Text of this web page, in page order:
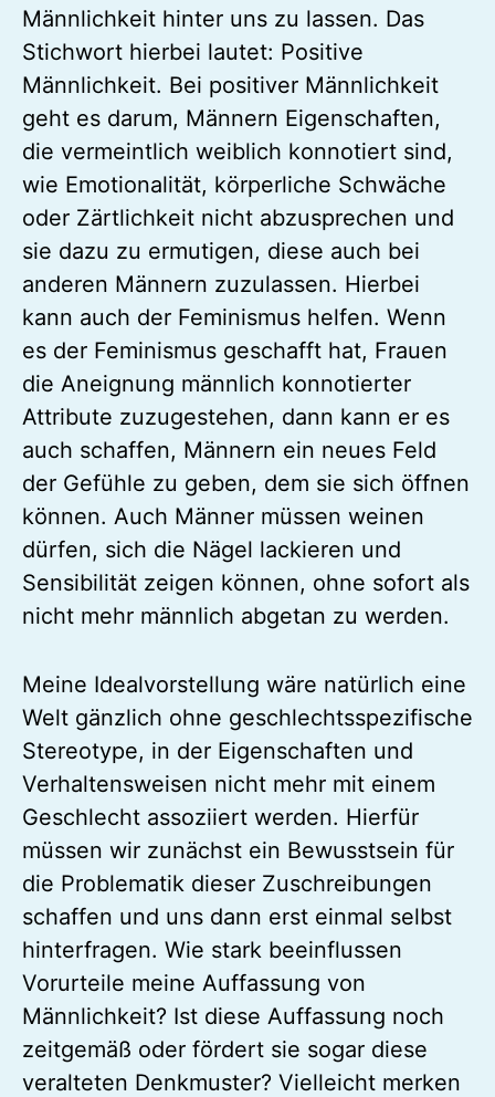
Männlichkeit hinter uns zu lassen. Das
Stichwort hierbei lautet: Positive
Männlichkeit. Bei positiver Männlichkeit
geht es darum, Männern Eigenschaften,
die vermeintlich weiblich konnotiert sind,
wie Emotionalität, körperliche Schwäche
oder Zärtlichkeit nicht abzusprechen und
sie dazu zu ermutigen, diese auch bei
anderen Männern zuzulassen. Hierbei
kann auch der Feminismus helfen. Wenn
es der Feminismus geschafft hat, Frauen
die Aneignung männlich konnotierter
Attribute zuzugestehen, dann kann er es
auch schaffen, Männern ein neues Feld
der Gefühle zu geben, dem sie sich öffnen
können. Auch Männer müssen weinen
dürfen, sich die Nägel lackieren und
Sensibilität zeigen können, ohne sofort als
nicht mehr männlich abgetan zu werden.
Meine Idealvorstellung wäre natürlich eine
Welt gänzlich ohne geschlechtsspezifische
Stereotype, in der Eigenschaften und
Verhaltensweisen nicht mehr mit einem
Geschlecht assoziiert werden. Hierfür
müssen wir zunächst ein Bewusstsein für
die Problematik dieser Zuschreibungen
schaffen und uns dann erst einmal selbst
hinterfragen. Wie stark beeinflussen
Vorurteile meine Auffassung von
Männlichkeit? Ist diese Auffassung noch
zeitgemäß oder fördert sie sogar diese
veralteten Denkmuster? Vielleicht merken